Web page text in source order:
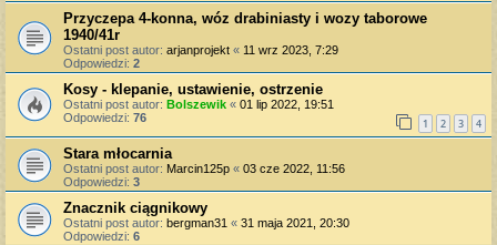
Przyczepa 4-konna, wóz drabiniasty i wozy taborowe
1940/41r
Ostatni post autor: arjanprojekt « 11 wrz 2023, 7:29
Odpowiedzi: 2
Kosy - klepanie, ustawienie, ostrzenie
Ostatni post autor: Bolszewik « 01 lip 2022, 19:51
Odpowiedzi: 76 1 2 3 4
Stara młocarnia
Ostatni post autor: Marcin125p « 03 cze 2022, 11:56
Odpowiedzi: 3
Znacznik ciągnikowy
Ostatni post autor: bergman31 « 31 maja 2021, 20:30
Odpowiedzi: 6